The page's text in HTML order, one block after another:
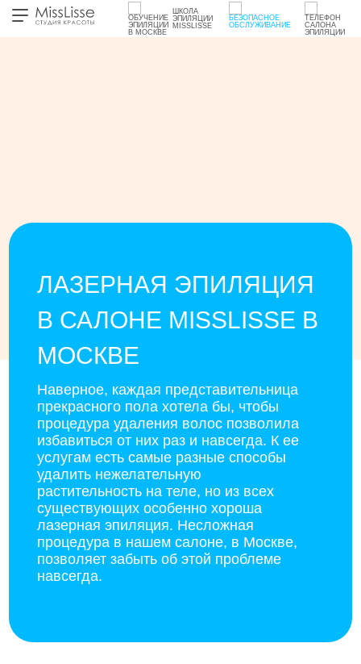
ШКОЛА
ЭПИЛЯЦИИ
MISSLISSE
ЛАЗЕРНАЯ ЭПИЛЯЦИЯ
В САЛОНЕ MISSLISSE В
МОСКВЕ
Наверное, каждая представительница
прекрасного пола хотела бы, чтобы
процедура удаления волос позволила
избавиться от них раз и навсегда. К ее
услугам есть самые разные способы
удалить нежелательную
растительность на теле, но из всех
существующих особенно хороша
лазерная эпиляция. Несложная
процедура в нашем салоне, в Москве,
позволяет забыть об этой проблеме
навсегда.